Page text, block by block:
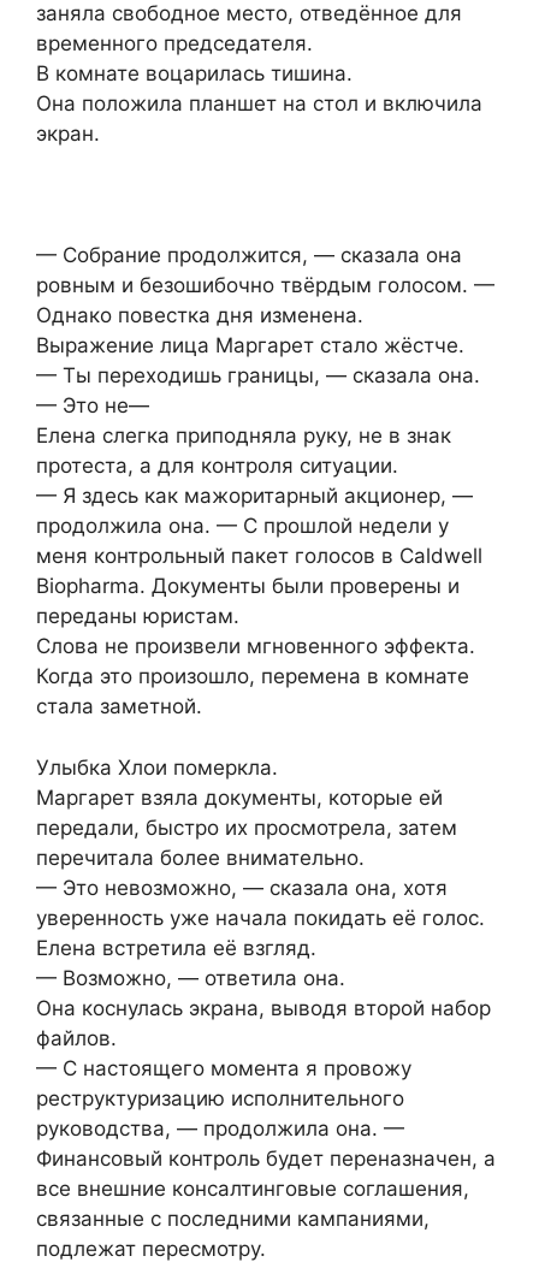
заняла свободное место, отведённое для
временного председателя.
В комнате воцарилась тишина.
Она положила планшет на стол и включила
экран.
— Собрание продолжится, — сказала она
ровным и безошибочно твёрдым голосом. —
Однако повестка дня изменена.
Выражение лица Маргарет стало жёстче.
— Ты переходишь границы, — сказала она.
— Это не—
Елена слегка приподняла руку, не в знак
протеста, а для контроля ситуации.
— Я здесь как мажоритарный акционер, —
продолжила она. — С прошлой недели у
меня контрольный пакет голосов в Caldwell
Biopharma. Документы были проверены и
переданы юристам.
Слова не произвели мгновенного эффекта.
Когда это произошло, перемена в комнате
стала заметной.
Улыбка Хлои померкла.
Маргарет взяла документы, которые ей
передали, быстро их просмотрела, затем
перечитала более внимательно.
— Это невозможно, — сказала она, хотя
уверенность уже начала покидать её голос.
Елена встретила её взгляд.
— Возможно, — ответила она.
Она коснулась экрана, выводя второй набор
файлов.
— С настоящего момента я провожу
реструктуризацию исполнительного
руководства, — продолжила она. —
Финансовый контроль будет переназначен, а
все внешние консалтинговые соглашения,
связанные с последними кампаниями,
подлежат пересмотру.